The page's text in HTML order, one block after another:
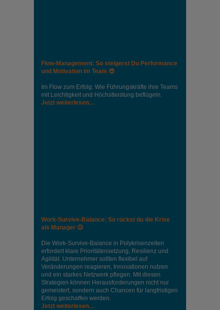
Flow-Management: So steigerst Du Performance
und Motivation im Team 😎
Im Flow zum Erfolg: Wie Führungskräfte ihre Teams
mit Leichtigkeit und Höchstleistung beflügeln.
Jetzt weiterlesen…
Work-Survive-Balance: So rockst du die Krise
als Manager 😉
Die Work-Survive-Balance in Polykrisenzeiten
erfordert klare Prioritätensetzung, Resilienz und
Agilität. Unternehmer sollten flexibel auf
Veränderungen reagieren, Innovationen nutzen
und ein starkes Netzwerk pflegen. Mit diesen
Strategien können Herausforderungen nicht nur
gemeistert, sondern auch Chancen für langfristigen
Erfolg geschaffen werden.
Jetzt weiterlesen…